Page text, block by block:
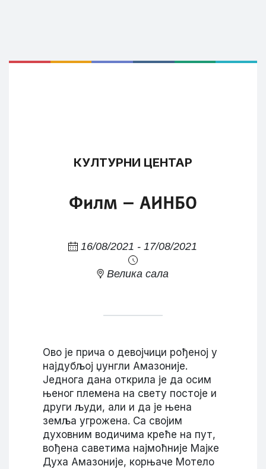
КУЛТУРНИ ЦЕНТАР
Филм – АИНБО
16/08/2021 - 17/08/2021
Велика сала
Ово је прича о девојчици рођеној у
најдубљој џунгли Амазоније.
Једнога дана открила је да осим
њеног племена на свету постоје и
други људи, али и да је њена
земља угрожена. Са својим
духовним водичима креће на пут,
вођена саветима најмоћније Мајке
Духа Амазоније, корњаче Мотело